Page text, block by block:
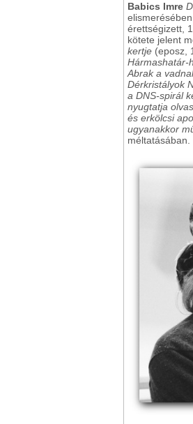
Babics Imre
érettségizett,
kötete jelent
kertje (eposz,
Hármashatár-
Abrak a
Dérkristályok
a DNS-spirál
nyugtatja
és erkölcsi
ugyanakkor
méltatásában.